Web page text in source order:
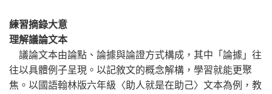
練習摘錄大意
理解議論文本
議論文本由論點、論據與論證方式構成，其中「論據」往
往以具體例子呈現。以記敘文的概念解構，學習就能更聚
焦。以國語翰林版六年級〈助人就是在助己〉文本為例，教